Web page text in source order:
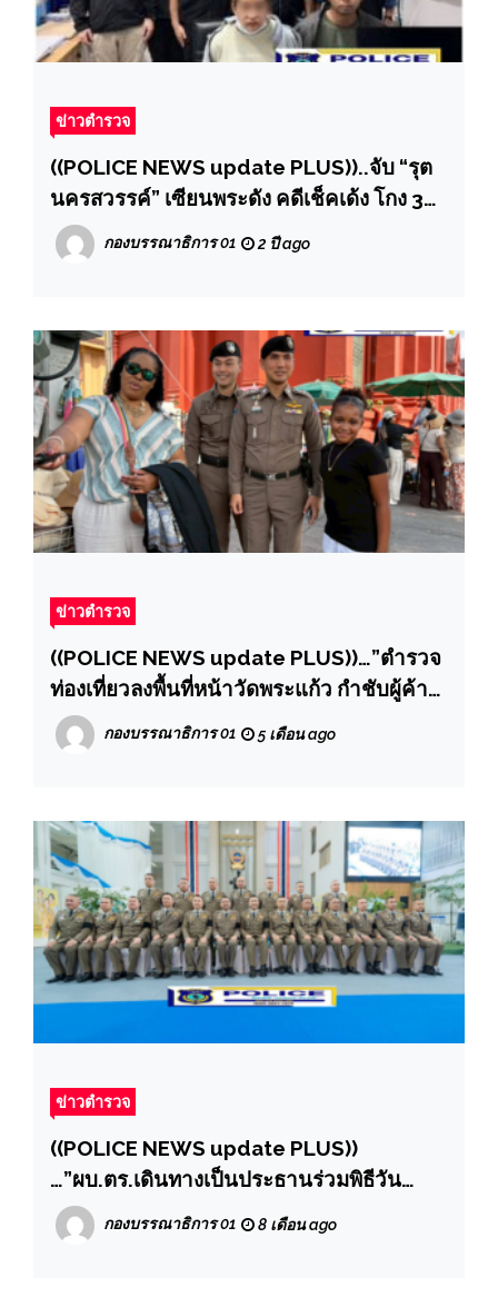
ข่าวตำรวจ
((POLICE NEWS update PLUS))..จับ “รุต
นครสวรรค์” เซียนพระดัง คดีเช็คเด้ง โกง 380
ล้าน ลวงปล่อยพระเก๊
กองบรรณาธิการ 01 2 ปี ago
ข่าวตำรวจ
((POLICE NEWS update PLUS))…”ตำรวจ
ท่องเที่ยวลงพื้นที่หน้าวัดพระแก้ว กำชับผู้ค้า
สร้างภาพลักษณ์ที่ดี พร้อมชื่นชมความร่วมมือ
ทำให้นักท่องเที่ยวประทับใจ
กองบรรณาธิการ 01 5 เดือน ago
ข่าวตำรวจ
((POLICE NEWS update PLUS))
…”ผบ.ตร.เดินทางเป็นประธานร่วมพิธีวัน
สถาปนาครบรอบ 103 ปี กองบัญชาการ
ตำรวจนครบาล
กองบรรณาธิการ 01 8 เดือน ago